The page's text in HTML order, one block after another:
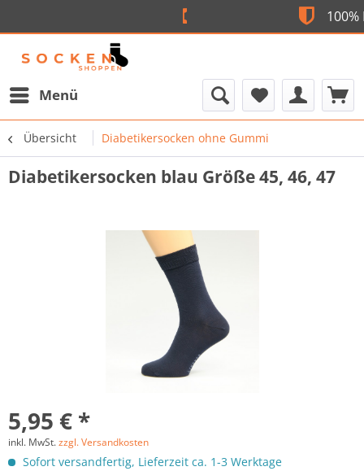
Flexible Bezahlung
Menü
Übersicht Diabetikersocken ohne Gummi
Diabetikersocken blau Größe 45, 46, 47
5,95 € *
inkl. MwSt.zzgl. Versandkosten
Sofort versandfertig, Lieferzeit ca. 1-3 Werktage